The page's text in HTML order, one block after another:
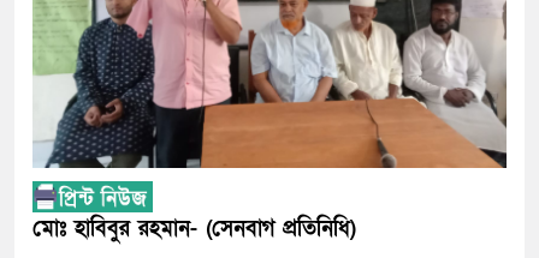
মোঃ হাবিবুর রহমান- (সেনবাগ প্রতিনিধি)